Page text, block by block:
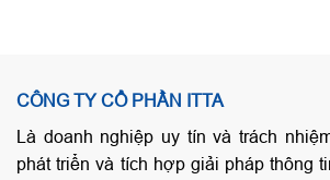
CÔNG TY CỔ PHẦN ITTA
Là doanh nghiệp uy tín và trách
phát triển và tích hợp giải pháp thông